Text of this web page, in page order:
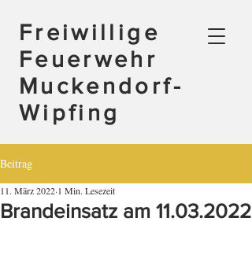
Freiwillige
Feuerwehr
Muckendorf-
Wipfing
Beitrag
Brandeinsatz am 11.03.2022
11. März 2022 1 Min. Lesezeit